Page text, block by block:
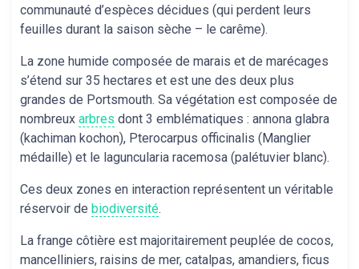
communauté d’espèces décidues (qui perdent leurs
feuilles durant la saison sèche – le carême).
La zone humide composée de marais et de marécages
s’étend sur 35 hectares et est une des deux plus
grandes de Portsmouth. Sa végétation est composée de
nombreux arbres dont 3 emblématiques : annona glabra
(kachiman kochon), Pterocarpus officinalis (Manglier
médaille) et le laguncularia racemosa (palétuvier blanc).
Ces deux zones en interaction représentent un véritable
réservoir de biodiversité.
La frange côtière est majoritairement peuplée de cocos,
mancelliniers, raisins de mer, catalpas, amandiers, ficus